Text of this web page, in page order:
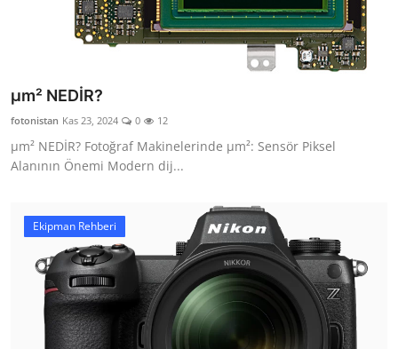
µm² NEDİR?
fotonistan Kas 23, 2024 0 12
µm² NEDİR? Fotoğraf Makinelerinde µm²: Sensör Piksel
Alanının Önemi Modern dij...
Ekipman Rehberi